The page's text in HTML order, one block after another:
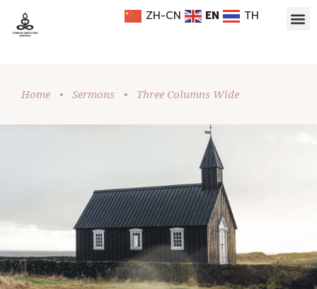
ZH-CN EN TH
Home • Sermons • Three Columns Wide
HOLIDAY SPIRIT
Church Holiday